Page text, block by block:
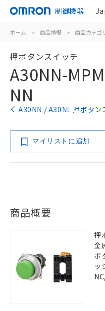
制御機器
ホーム > 商品情報 > 商品カテゴ
押ボタンスイッチ
A30NN-
NN
A30NN / A30NL 押ボタン
マイリストに追加
商品概要
押
金
ボ
ッ